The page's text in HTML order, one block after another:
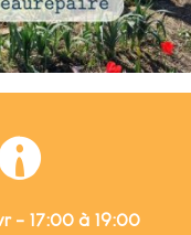
- 17:00 à 19:00